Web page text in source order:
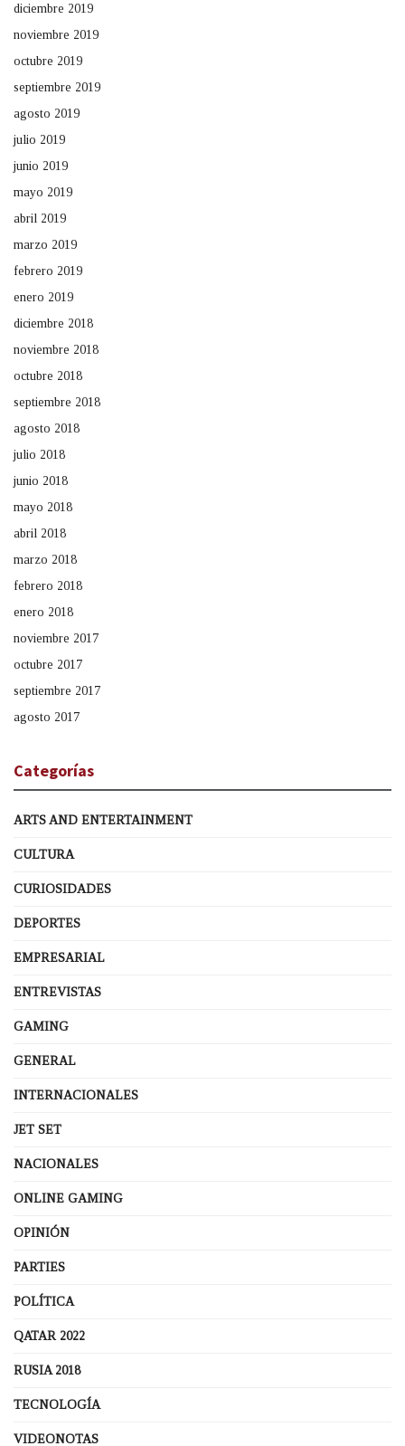
diciembre 2019
noviembre 2019
octubre 2019
septiembre 2019
agosto 2019
julio 2019
junio 2019
mayo 2019
abril 2019
marzo 2019
febrero 2019
enero 2019
diciembre 2018
noviembre 2018
octubre 2018
septiembre 2018
agosto 2018
julio 2018
junio 2018
mayo 2018
abril 2018
marzo 2018
febrero 2018
enero 2018
noviembre 2017
octubre 2017
septiembre 2017
agosto 2017
Categorías
ARTS AND ENTERTAINMENT
CULTURA
CURIOSIDADES
DEPORTES
EMPRESARIAL
ENTREVISTAS
GAMING
GENERAL
INTERNACIONALES
JET SET
NACIONALES
ONLINE GAMING
OPINIÓN
PARTIES
POLÍTICA
QATAR 2022
RUSIA 2018
TECNOLOGÍA
VIDEONOTAS